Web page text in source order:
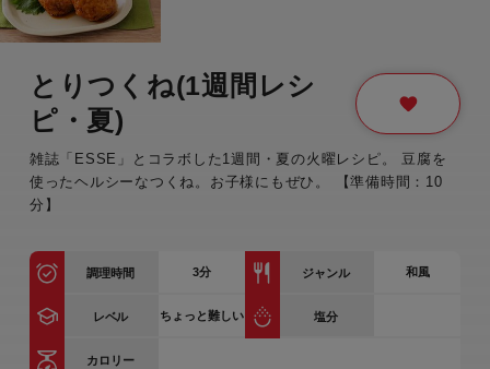
とりつくね(1週間レシ
ピ・夏)
雑誌「ESSE」とコラボした1週間・夏の火曜レシピ。 豆腐を
使ったヘルシーなつくね。お子様にもぜひ。 【準備時間：10
分】
調理時間 3分 ジャンル 和風
レベル ちょっと難しい 塩分
カロリー